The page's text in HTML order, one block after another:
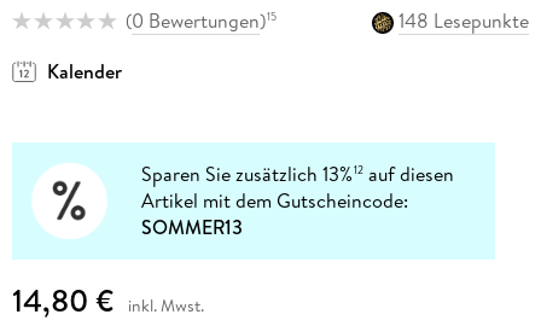
(0 Bewertungen)15
148 Lesepunkte
Kalender
Sparen Sie zusätzlich 13%12 auf diesen
Artikel mit dem Gutscheincode:
SOMMER13
14,80 € inkl. Mwst.